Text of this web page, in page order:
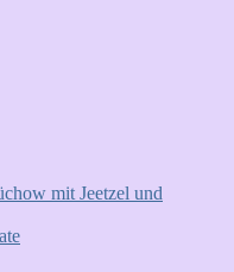
mit Jeetzel und